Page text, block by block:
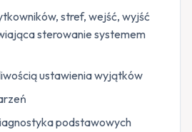
stref, wejść, wyjść
sterowanie systemem
ustawienia wyjątków
podstawowych